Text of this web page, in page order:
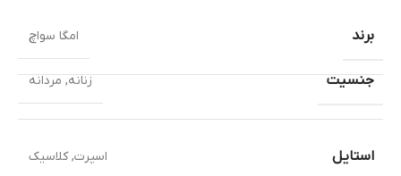
جنسیت زنانه,مردانه
استایل اسپرت,کلاسیک
برند امگا سواچ